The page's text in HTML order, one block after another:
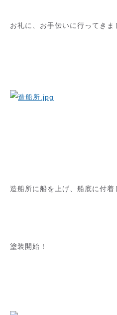
お礼に、お手伝いに行ってきま
造船所に船を上げ、船底に付
塗装開始！